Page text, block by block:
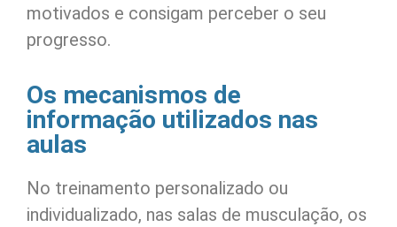
motivados e consigam perceber o seu
progresso.
Os mecanismos de
informação utilizados nas
aulas
No treinamento personalizado ou
individualizado, nas salas de musculação, os